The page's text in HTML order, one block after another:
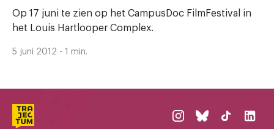
Op 17 juni te zien op het CampusDoc FilmFestival in
het Louis Hartlooper Complex.
5 juni 2012 - 1 min.